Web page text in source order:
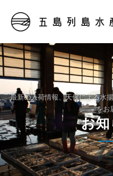
最新の入荷情報、天候による水
をお
お